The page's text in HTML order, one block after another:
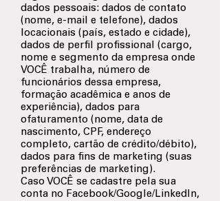
dados pessoais: dados de contato
(nome, e-mail e telefone), dados
locacionais (país, estado e cidade),
dados de perfil profissional (cargo,
nome e segmento da empresa onde
VOCÊ trabalha, número de
funcionários dessa empresa,
formação acadêmica e anos de
experiência), dados para
ofaturamento (nome, data de
nascimento, CPF, endereço
completo, cartão de crédito/débito),
dados para fins de marketing (suas
preferências de marketing).
Caso VOCÊ se cadastre pela sua
conta no Facebook/Google/LinkedIn,